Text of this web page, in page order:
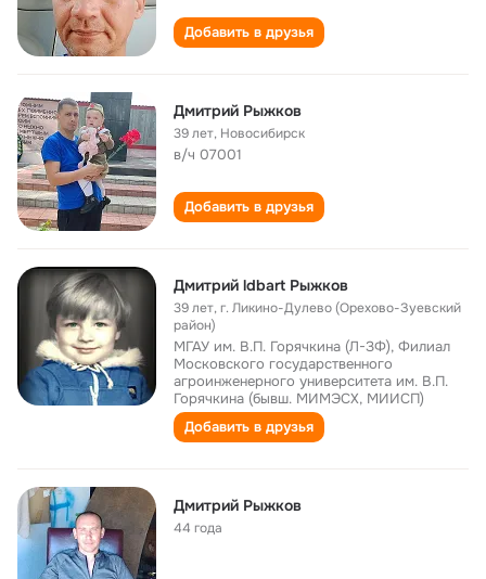
Добавить в друзья
Дмитрий Рыжков
39 лет, Новосибирск
в/ч 07001
Добавить в друзья
Дмитрий ldbart Рыжков
39 лет,г. Ликино-Дулево (Орехово-Зуевский
район)
МГАУ им. В.П. Горячкина (Л-ЗФ), Филиал
Московского государственного
агроинженерного университета им. В.П.
Горячкина (бывш. МИМЭСХ, МИИСП)
Добавить в друзья
Дмитрий Рыжков
44 года